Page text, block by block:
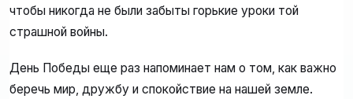
чтобы никогда не были забыты горькие уроки той
страшной войны.
День Победы еще раз напоминает нам о том, как важно
беречь мир, дружбу и спокойствие на нашей земле.